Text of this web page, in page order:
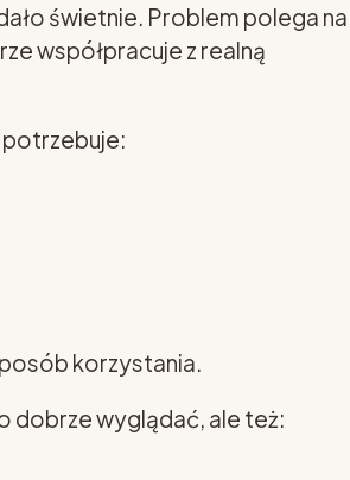
świetnie. Problem polega na
współpracuje z realną
potrzebuje:
korzystania.
dobrze wyglądać, ale też: